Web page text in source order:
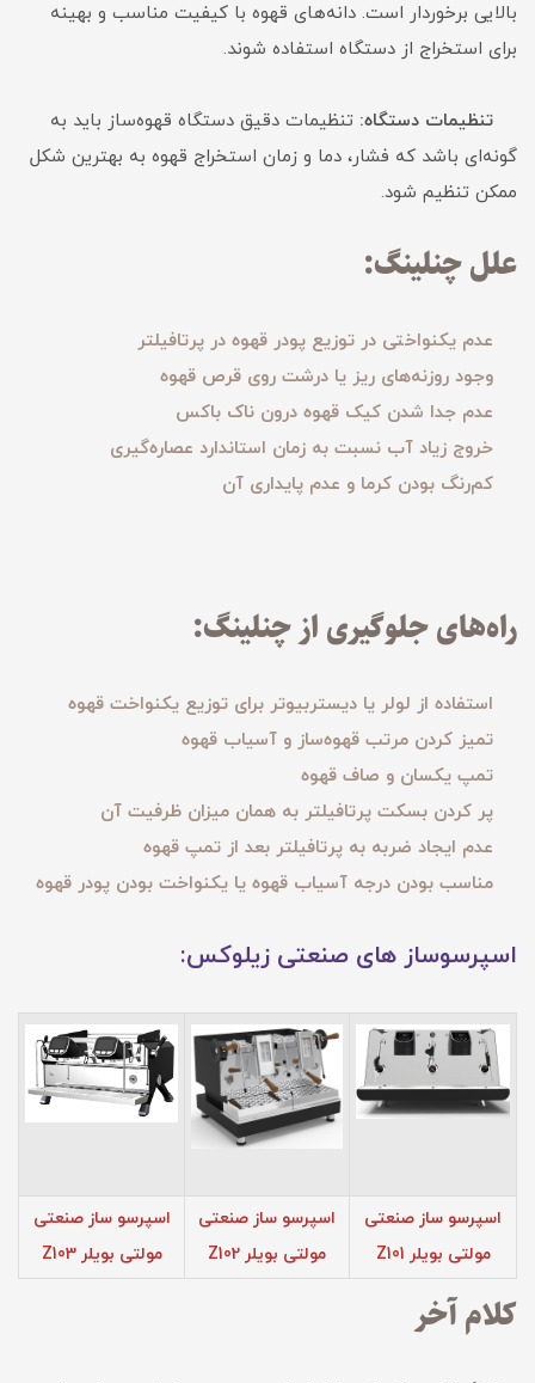
بالایی برخوردار است. دانه‌های قهوه با کیفیت مناسب و بهینه
برای استخراج از دستگاه استفاده شوند.
تنظیمات دستگاه: تنظیمات دقیق دستگاه قهوه‌ساز باید به
گونه‌ای باشد که فشار، دما و زمان استخراج قهوه به بهترین شکل
ممکن تنظیم شود.
علل چنلینگ:
عدم یکنواختی در توزیع پودر قهوه در پرتافیلتر
وجود روزنه‌های ریز یا درشت روی قرص قهوه
عدم جدا شدن کیک قهوه درون ناک باکس
خروج زیاد آب نسبت به زمان استاندارد عصاره‌گیری
کم‌رنگ بودن کرما و عدم پایداری آن
راه‌های جلوگیری از چنلینگ:
استفاده از لولر یا دیستربیوتر برای توزیع یکنواخت قهوه
تمیز کردن مرتب قهوه‌ساز و آسیاب قهوه
تمپ یکسان و صاف قهوه
پر کردن بسکت پرتافیلتر به همان میزان ظرفیت آن
عدم ایجاد ضربه به پرتافیلتر بعد از تمپ قهوه
مناسب بودن درجه آسیاب قهوه یا یکنواخت بودن پودر قهوه
اسپرسوساز های صنعتی زیلوکس:
اسپرسو ساز صنعتی
مولتی بویلر Z101
اسپرسو ساز صنعتی
مولتی بویلر Z102
اسپرسو ساز صنعتی
مولتی بویلر Z103
کلام آخر